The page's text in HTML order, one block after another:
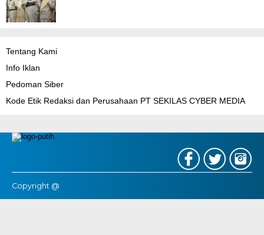
Tentang Kami
Info Iklan
Pedoman Siber
Kode Etik Redaksi dan Perusahaan PT SEKILAS CYBER MEDIA
Copyright @